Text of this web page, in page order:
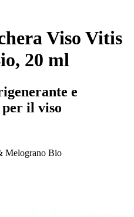
Viso Vitis
20 ml
e
il viso
Melograno Bio